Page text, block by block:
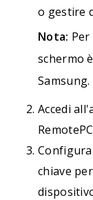
o gestire
Nota:
schermo
Samsung.
Accedi
chiave